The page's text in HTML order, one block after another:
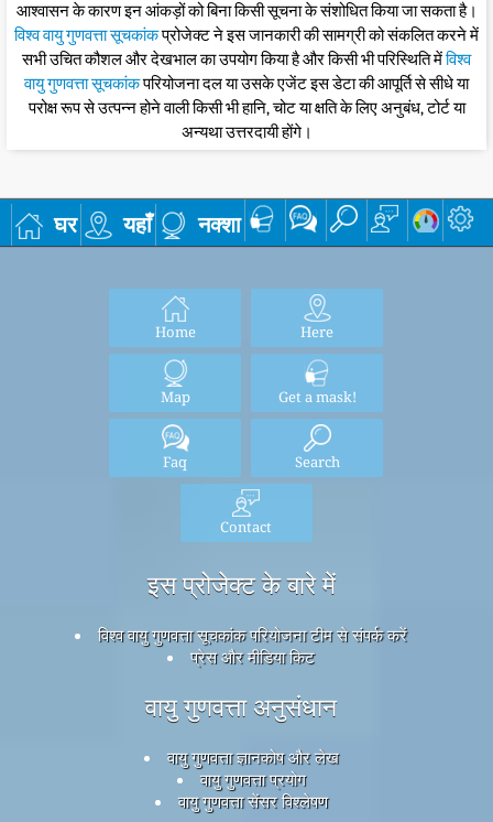
आश्वासन के कारण इन आंकड़ों को बिना किसी सूचना के संशोधित किया जा सकता है।
विश्व वायु गुणवत्ता सूचकांकप्रोजेक्ट ने इस जानकारी की सामग्री को संकलित करने में
सभी उचित कौशल और देखभाल का उपयोग किया है और किसी भी परिस्थिति मेंविश्व
वायु गुणवत्ता सूचकांकपरियोजना दल या उसके एजेंट इस डेटा की आपूर्ति से सीधे या
परोक्ष रूप से उत्पन्न होने वाली किसी भी हानि, चोट या क्षति के लिए अनुबंध, टोर्ट या
अन्यथा उत्तरदायी होंगे।
घर यहाँ नक्शा
Home Here
Map Get a mask!
Faq Search
Contact
इस प्रोजेक्ट के बारे में
विश्व वायु गुणवत्ता सूचकांक परियोजना टीम से संपर्क करें
प्रेस और मीडिया किट
वायु गुणवत्ता अनुसंधान
वायु गुणवत्ता ज्ञानकोष और लेख
वायु गुणवत्ता प्रयोग
वायु गुणवत्ता सेंसर विश्लेषण